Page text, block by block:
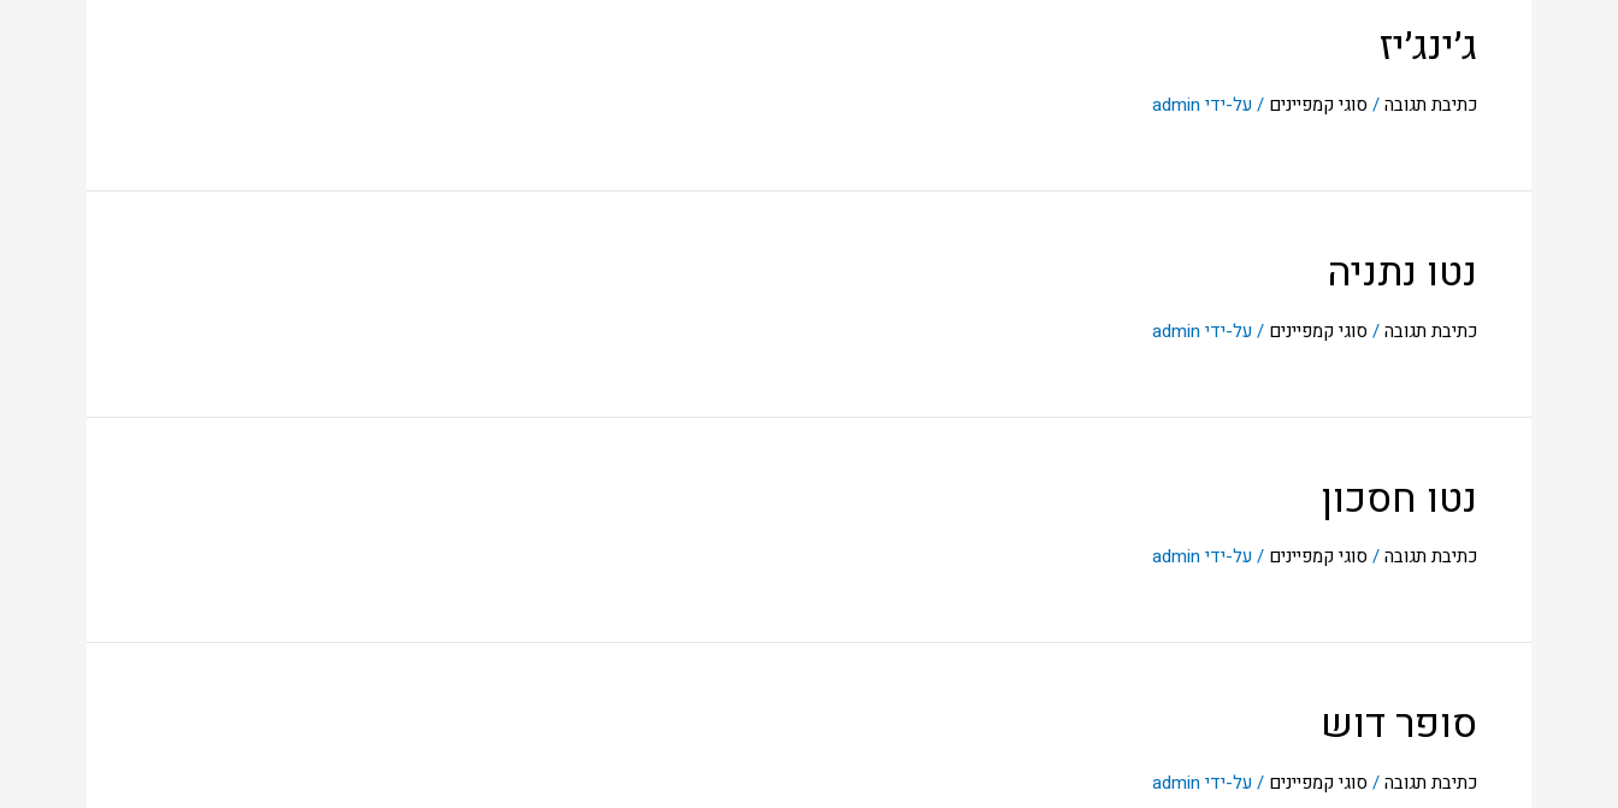
ג׳ינג׳יז
כתיבת תגובה/ סוגי קמפיינים / על-ידיadmin
נטו נתניה
כתיבת תגובה/ סוגי קמפיינים / על-ידיadmin
נטו חסכון
כתיבת תגובה/ סוגי קמפיינים / על-ידיadmin
סופר דוש
כתיבת תגובה/ סוגי קמפיינים / על-ידיadmin